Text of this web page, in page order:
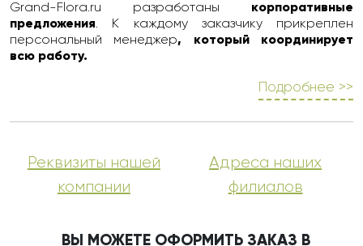
Grand-Flora.ru разработаны корпоративные
предложения. К каждому заказчику прикреплен
персональный менеджер, который координирует
всю работу.
Подробнее >>
Реквизиты нашей
компании
Адреса наших
филиалов
ВЫ МОЖЕТЕ ОФОРМИТЬ ЗАКАЗ В